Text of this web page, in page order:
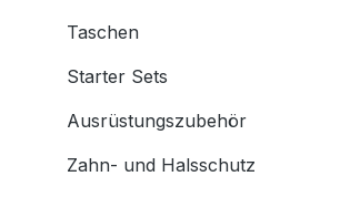
Taschen
Starter Sets
Ausrüstungszubehör
Zahn- und Halsschutz